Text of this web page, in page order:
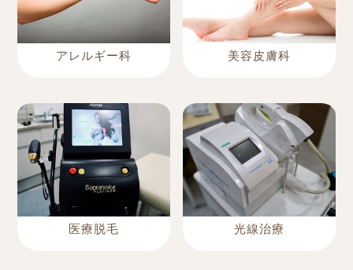
アレルギー科 美容皮膚科
医療脱毛 光線治療